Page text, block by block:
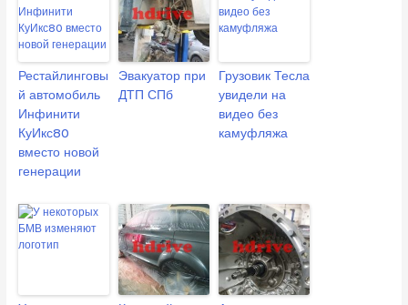
Рестайлинговы
й автомобиль
Инфинити
КуИкс80
вместо новой
генерации
Эвакуатор при
ДТП СПб
Грузовик Тесла
увидели на
видео без
камуфляжа